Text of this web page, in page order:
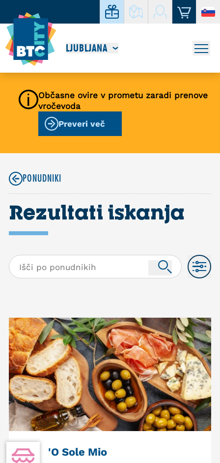
LJUBLJANA
Občasne ovire v prometu zaradi prenove
vročevoda
Preveri več
PONUDNIKI
Rezultati iskanja
'O Sole Mio